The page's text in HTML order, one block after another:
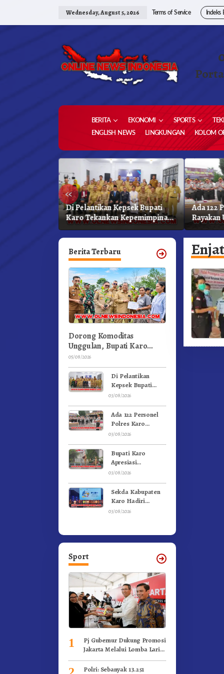
Wednesday, August 5, 2026 Terms of Service Indeks
BERITA EKONOMI SPORTS
ENGLISH NEWS
LINGKUNGAN KOLOM
«
Di Pelantikan Kepsek Bupati
Karo Tekankan Kepemimpinan
Profesional Dongkrak Mutu
Pendidikan
Ada 122
Rayakan
Berita Terbaru
Dorong Komoditas
Unggulan, Bupati Karo
Serahkan 1,2 Juta Benih
Kopi Arabika
05/08/2026
Di Pelantikan
Kepsek Bupati
Karo Tekankan
Profesional
Dongkrak Mutu
03/08/2026
Ada 122 Personel
Polres Karo
Rayakan Ulang
03/08/2026
Bupati Karo
Apresiasi
Suksesnya FBB
Targetkan FBB
2027 Go
03/08/2026
Sekda Kabupaten
Karo Hadiri
Penutupan (PRSU)
03/08/2026
Sport
1
Pj Gubernur Dukung Promosi
Jakarta Melalui Lomba Lari
Polri: Sebanyak 13.251